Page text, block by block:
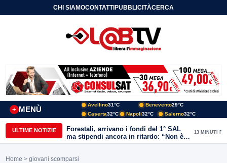
CHI SIAMOCONTATTIPUBBLICITÀCERCA
MENÙ
+
Avellino31°C Benevento29°C
Caserta32°C Napoli32°C Salerno32°C
ULTIME NOTIZIE
Forestali, arrivano i fondi del 1° SAL
ma stipendi ancora in ritardo: “Non è
più sostenibile”
13 MINUTI FA
Home > giovani scomparsi